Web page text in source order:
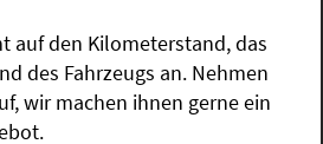
auf den Kilometerstand, das
des Fahrzeugs an. Nehmen
wir machen ihnen gerne ein